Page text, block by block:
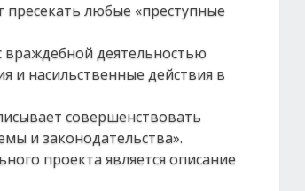
любые «преступные
враждебной деятельностью
и насильственные действия в
совершенствовать
и законодательства».
проекта является описание